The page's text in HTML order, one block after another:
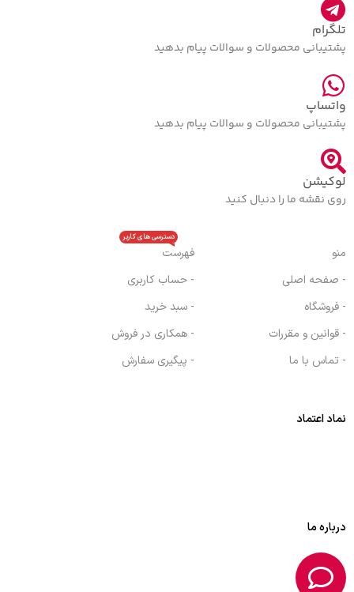
تلگرام
پشتیبانی محصولات و سوالات پیام بدهید
واتساپ
پشتیبانی محصولات و سوالات پیام بدهید
لوکیشن
روی نقشه ما را دنبال کنید
منو
- صفحه اصلی
- فروشگاه
- قوانین و مقررات
- تماس با ما
فهرست
دسترسی های کاربر
- حساب کاربری
- سبد خرید
- همکاری در فروش
- پیگیری سفارش
نماد اعتماد
درباره ما